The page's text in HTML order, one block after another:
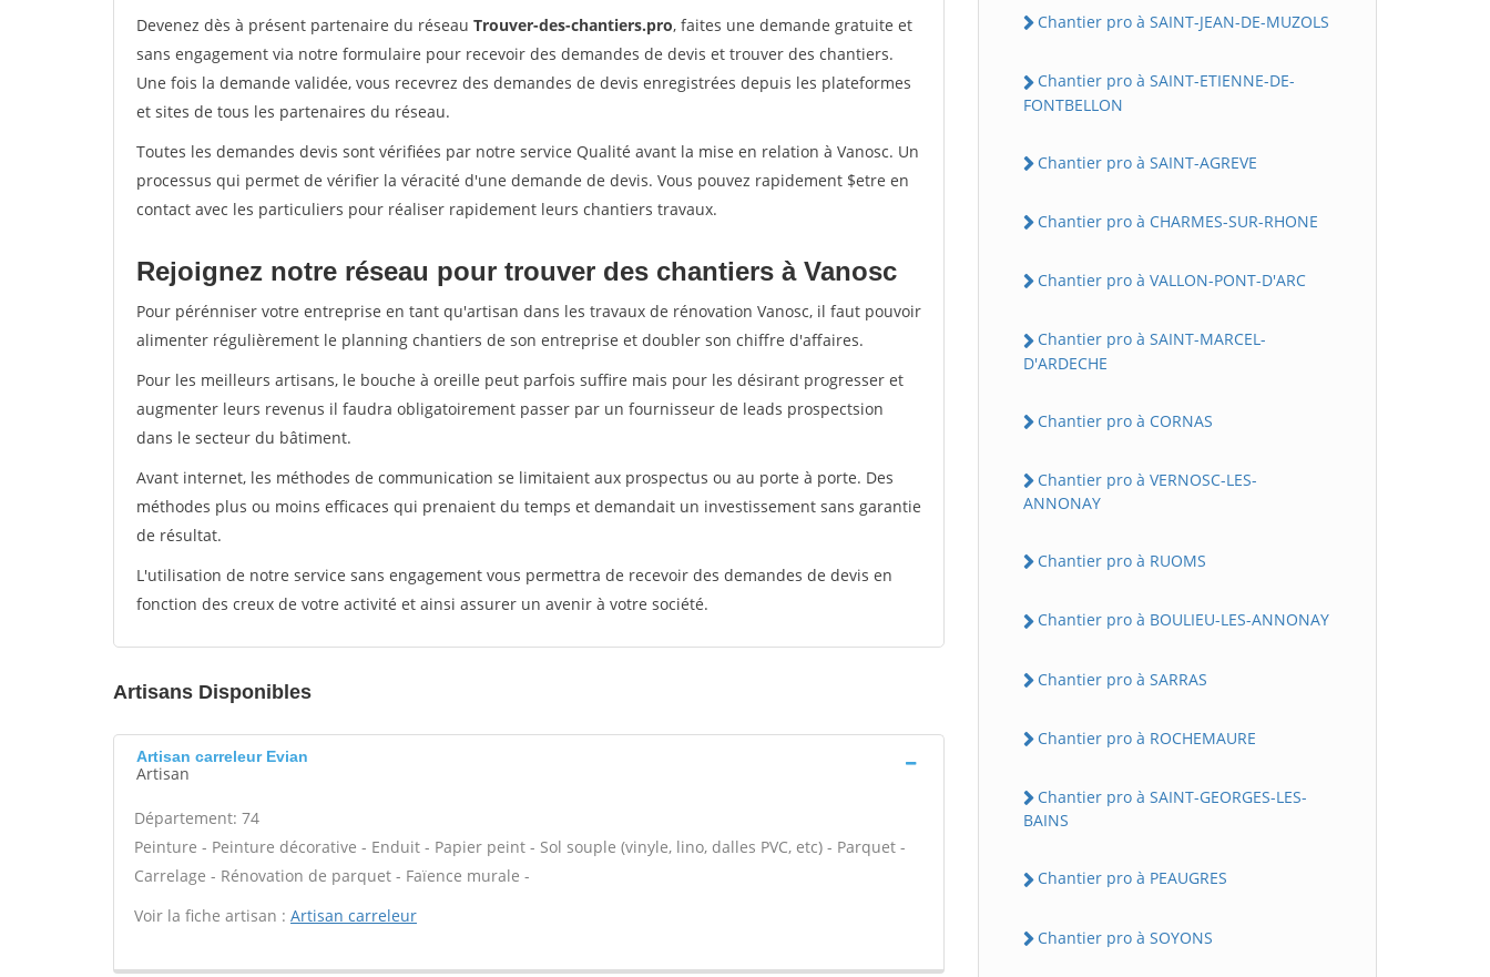
Devenez dès à présent partenaire du réseau Trouver-des-chantiers.pro, faites une demande gratuite et
sans engagement via notre formulaire pour recevoir des demandes de devis et trouver des chantiers.
Une fois la demande validée, vous recevrez des demandes de devis enregistrées depuis les plateformes
et sites de tous les partenaires du réseau.
Toutes les demandes devis sont vérifiées par notre service Qualité avant la mise en relation à Vanosc. Un
processus qui permet de vérifier la véracité d'une demande de devis. Vous pouvez rapidement $etre en
contact avec les particuliers pour réaliser rapidement leurs chantiers travaux.
Rejoignez notre réseau pour trouver des chantiers à Vanosc
Pour pérénniser votre entreprise en tant qu'artisan dans les travaux de rénovation Vanosc, il faut pouvoir
alimenter régulièrement le planning chantiers de son entreprise et doubler son chiffre d'affaires.
Pour les meilleurs artisans, le bouche à oreille peut parfois suffire mais pour les désirant progresser et
augmenter leurs revenus il faudra obligatoirement passer par un fournisseur de leads prospectsion
dans le secteur du bâtiment.
Avant internet, les méthodes de communication se limitaient aux prospectus ou au porte à porte. Des
méthodes plus ou moins efficaces qui prenaient du temps et demandait un investissement sans garantie
de résultat.
L'utilisation de notre service sans engagement vous permettra de recevoir des demandes de devis en
fonction des creux de votre activité et ainsi assurer un avenir à votre société.
Artisans Disponibles
Artisan carreleur Evian
Artisan
Département: 74
Peinture - Peinture décorative - Enduit - Papier peint - Sol souple (vinyle, lino, dalles PVC, etc) - Parquet -
Carrelage - Rénovation de parquet - Faïence murale -
Voir la fiche artisan : Artisan carreleur
Chantier pro à SAINT-JEAN-DE-MUZOLS
Chantier pro à SAINT-ETIENNE-DE-
FONTBELLON
Chantier pro à SAINT-AGREVE
Chantier pro à CHARMES-SUR-RHONE
Chantier pro à VALLON-PONT-D'ARC
Chantier pro à SAINT-MARCEL-
D'ARDECHE
Chantier pro à CORNAS
Chantier pro à VERNOSC-LES-
ANNONAY
Chantier pro à RUOMS
Chantier pro à BOULIEU-LES-ANNONAY
Chantier pro à SARRAS
Chantier pro à ROCHEMAURE
Chantier pro à SAINT-GEORGES-LES-
BAINS
Chantier pro à PEAUGRES
Chantier pro à SOYONS